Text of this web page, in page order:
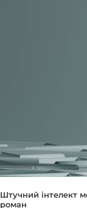
Штучний інтелект
роман